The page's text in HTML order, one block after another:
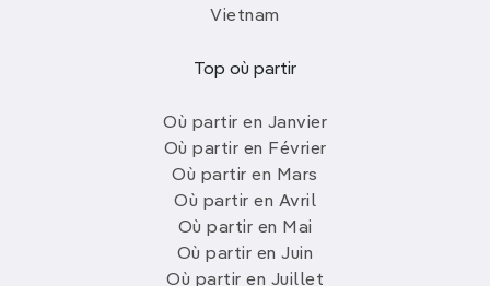
Vietnam
Top où partir
Où partir en Janvier
Où partir en Février
Où partir en Mars
Où partir en Avril
Où partir en Mai
Où partir en Juin
Où partir en Juillet